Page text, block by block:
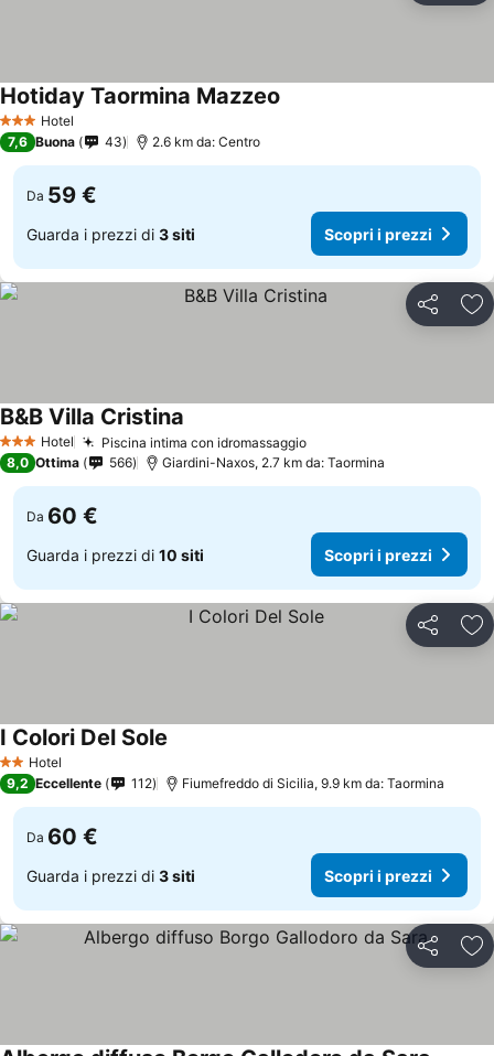
3 StelleHotel
Hotiday Taormina Mazzeo
7,6 Buona 43 2.6 km da: Centro
Da 59 €
Guarda i prezzi di 3 siti Scopri i prezzi
Condividi
3 StelleHotel Piscina intima con idromassaggio
B&B Villa Cristina
8,0 Ottima 566 Giardini-Naxos, 2.7 km da: Taormina
Da 60 €
Guarda i prezzi di 10 siti Scopri i prezzi
Condividi
2 StelleHotel
I Colori Del Sole
9,2 Eccellente 112 Fiumefreddo di Sicilia, 9.9 km da: Taormina
Da 60 €
Guarda i prezzi di 3 siti Scopri i prezzi
Condividi